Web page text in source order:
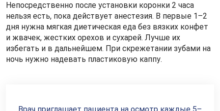
Непосредственно после установки коронки 2 часа
нельзя есть, пока действует анестезия. В первые 1–2
дня нужна мягкая диетическая еда без вязких конфет
и жвачек, жестких орехов и сухарей. Лучше их
избегать и в дальнейшем. При скрежетании зубами на
ночь нужно надевать пластиковую каппу.